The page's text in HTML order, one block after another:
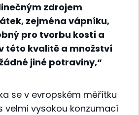
zdrojem
zejména vápníku,
pro tvorbu kostí a
této kvalitě a množství
jiné potraviny,“
se v evropském měřítku
velmi vysokou konzumací